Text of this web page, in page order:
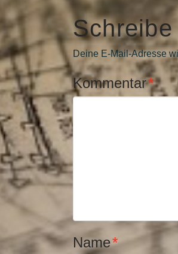
Deine E-Mail-Adresse
Kommentar*
Name*